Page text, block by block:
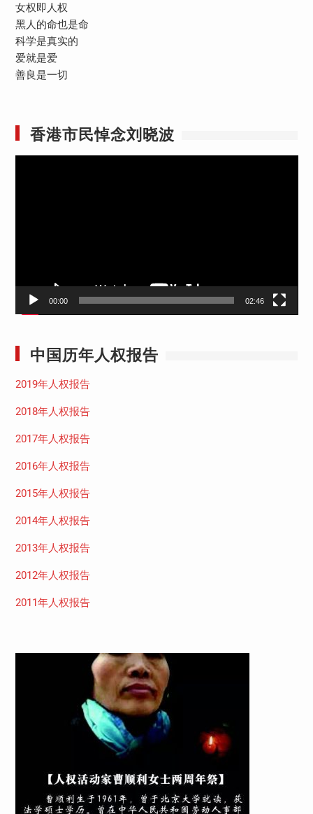
女权即人权
黑人的命也是命
科学是真实的
爱就是爱
善良是一切
香港市民悼念刘晓波
00:00 02:46
中国历年人权报告
2019年人权报告
2018年人权报告
2017年人权报告
2016年人权报告
2015年人权报告
2014年人权报告
2013年人权报告
2012年人权报告
2011年人权报告